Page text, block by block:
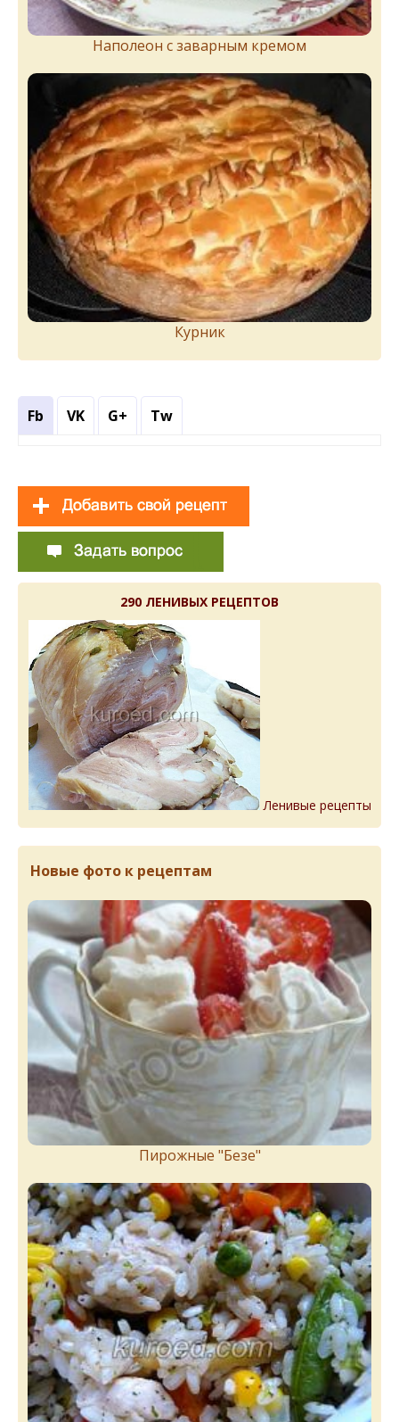
Наполеон с заварным кремом
Курник
Fb VK G+ Tw
290 ЛЕНИВЫХ РЕЦЕПТОВ
Ленивые рецепты
Новые фото к рецептам
Пирожныe "Бeзe"